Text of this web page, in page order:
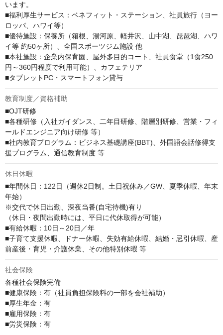
います。
■福利厚⽣サービス：ベネフィット・ステーション、社員旅行（ヨー
ロッパ、ハワイ等）
■優待施設：保養所（箱根、湯河原、軽井沢、⼭中湖、琵琶湖、ハワ
イ等 約50ヶ所）、全国スポーツジム施設 他
■本社施設：企業内保育園、屋外多⽬的コート、社員⾷堂（1食250
円～360円程度で利⽤可能）、カフェテリア
■タブレットPC・スマートフォン貸与
教育制度／資格補助
■OJT研修
■各種研修（入社ガイダンス、二年目研修、階層別研修、営業・フィ
ールドエンジニア向け研修 等）
■社内教育プログラム：ビジネス基礎講座(BBT)、外国語会話修得⽀
援プログラム、通信教育制度 等
休日休暇
■年間休日：122日（週休2日制。土日祝休み／GW、夏季休暇、年末
年始）
※交代で休日出勤、深夜当番(自宅待機)有り
（休⽇・夜間出勤時には、平⽇に代休取得が可能）
■有給休暇：10日～20日／年
■子育て支援休暇、ドナー休暇、失効有給休暇、結婚・忌引休暇、産
前産後・育児・介護休業、その他特別休暇 等
社会保険
各種社会保険完備
■健康保険：有（社員負担保険料の一部を会社補助）
■厚生年金：有
■雇用保険：有
■労災保険：有